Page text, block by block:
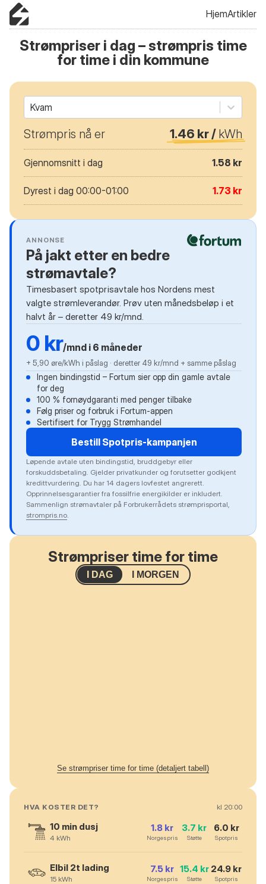
HjemArtikler
Strømpriser i dag – strømpris time
for time i din kommune
Kvam
Strømpris nå er 1.46 kr / kWh
Gjennomsnitt i dag 1.58 kr
Dyrest i dag 00:00-01:00 1.73 kr
ANNONSE
På jakt etter en bedre
strømavtale?
Timesbasert spotprisavtale hos Nordens mest
valgte strømleverandør. Prøv uten månedsbeløp i et
halvt år – deretter 49 kr/mnd.
0 kr/mnd i 6 måneder
+ 5,90 øre/kWh i påslag · deretter 49 kr/mnd + samme påslag
Ingen bindingstid – Fortum sier opp din gamle avtale
for deg
100 % fornøydgaranti med penger tilbake
Følg priser og forbruk i Fortum-appen
Sertifisert for Trygg Strømhandel
Bestill Spotpris-kampanjen
Løpende avtale uten bindingstid, bruddgebyr eller
forskuddsbetaling. Gjelder privatkunder og forutsetter godkjent
kredittvurdering. Du har 14 dagers lovfestet angrerett.
Opprinnelsesgarantier fra fossilfrie energikilder er inkludert.
Sammenlign strømavtaler på Forbrukerrådets strømprisportal,
strompris.no.
Strømpriser time for time
I DAG I MORGEN
Se strømpriser time for time (detaljert tabell)
HVA KOSTER DET? kl 20:00
10 min dusj
4 kWh
1.8 kr
Norgespris
3.7 kr
Støtte
6.0 kr
Spotpris
Elbil 2t lading
15 kWh
7.5 kr
Norgespris
15.4 kr
Støtte
24.9 kr
Spotpris